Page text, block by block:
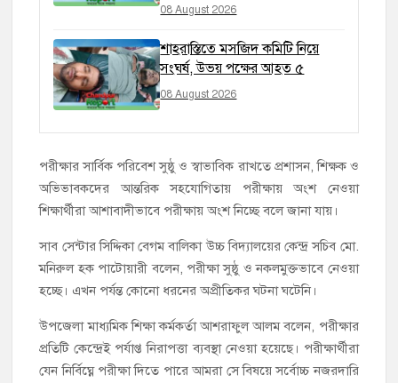
08 August 2026
শাহরাস্তিতে মসজিদ কমিটি নিয়ে
সংঘর্ষ, উভয় পক্ষের আহত ৫
08 August 2026
পরীক্ষার সার্বিক পরিবেশ সুষ্ঠু ও স্বাভাবিক রাখতে প্রশাসন, শিক্ষক ও
অভিভাবকদের আন্তরিক সহযোগিতায় পরীক্ষায় অংশ নেওয়া
শিক্ষার্থীরা আশাবাদীভাবে পরীক্ষায় অংশ নিচ্ছে বলে জানা যায়।
সাব সেন্টার সিদ্দিকা বেগম বালিকা উচ্চ বিদ্যালয়ের কেন্দ্র সচিব মো.
মনিরুল হক পাটোয়ারী বলেন, পরীক্ষা সুষ্ঠু ও নকলমুক্তভাবে নেওয়া
হচ্ছে। এখন পর্যন্ত কোনো ধরনের অপ্রীতিকর ঘটনা ঘটেনি।
উপজেলা মাধ্যমিক শিক্ষা কর্মকর্তা আশরাফুল আলম বলেন, পরীক্ষার
প্রতিটি কেন্দ্রেই পর্যাপ্ত নিরাপত্তা ব্যবস্থা নেওয়া হয়েছে। পরীক্ষার্থীরা
যেন নির্বিঘ্নে পরীক্ষা দিতে পারে আমরা সে বিষয়ে সর্বোচ্চ নজরদারি